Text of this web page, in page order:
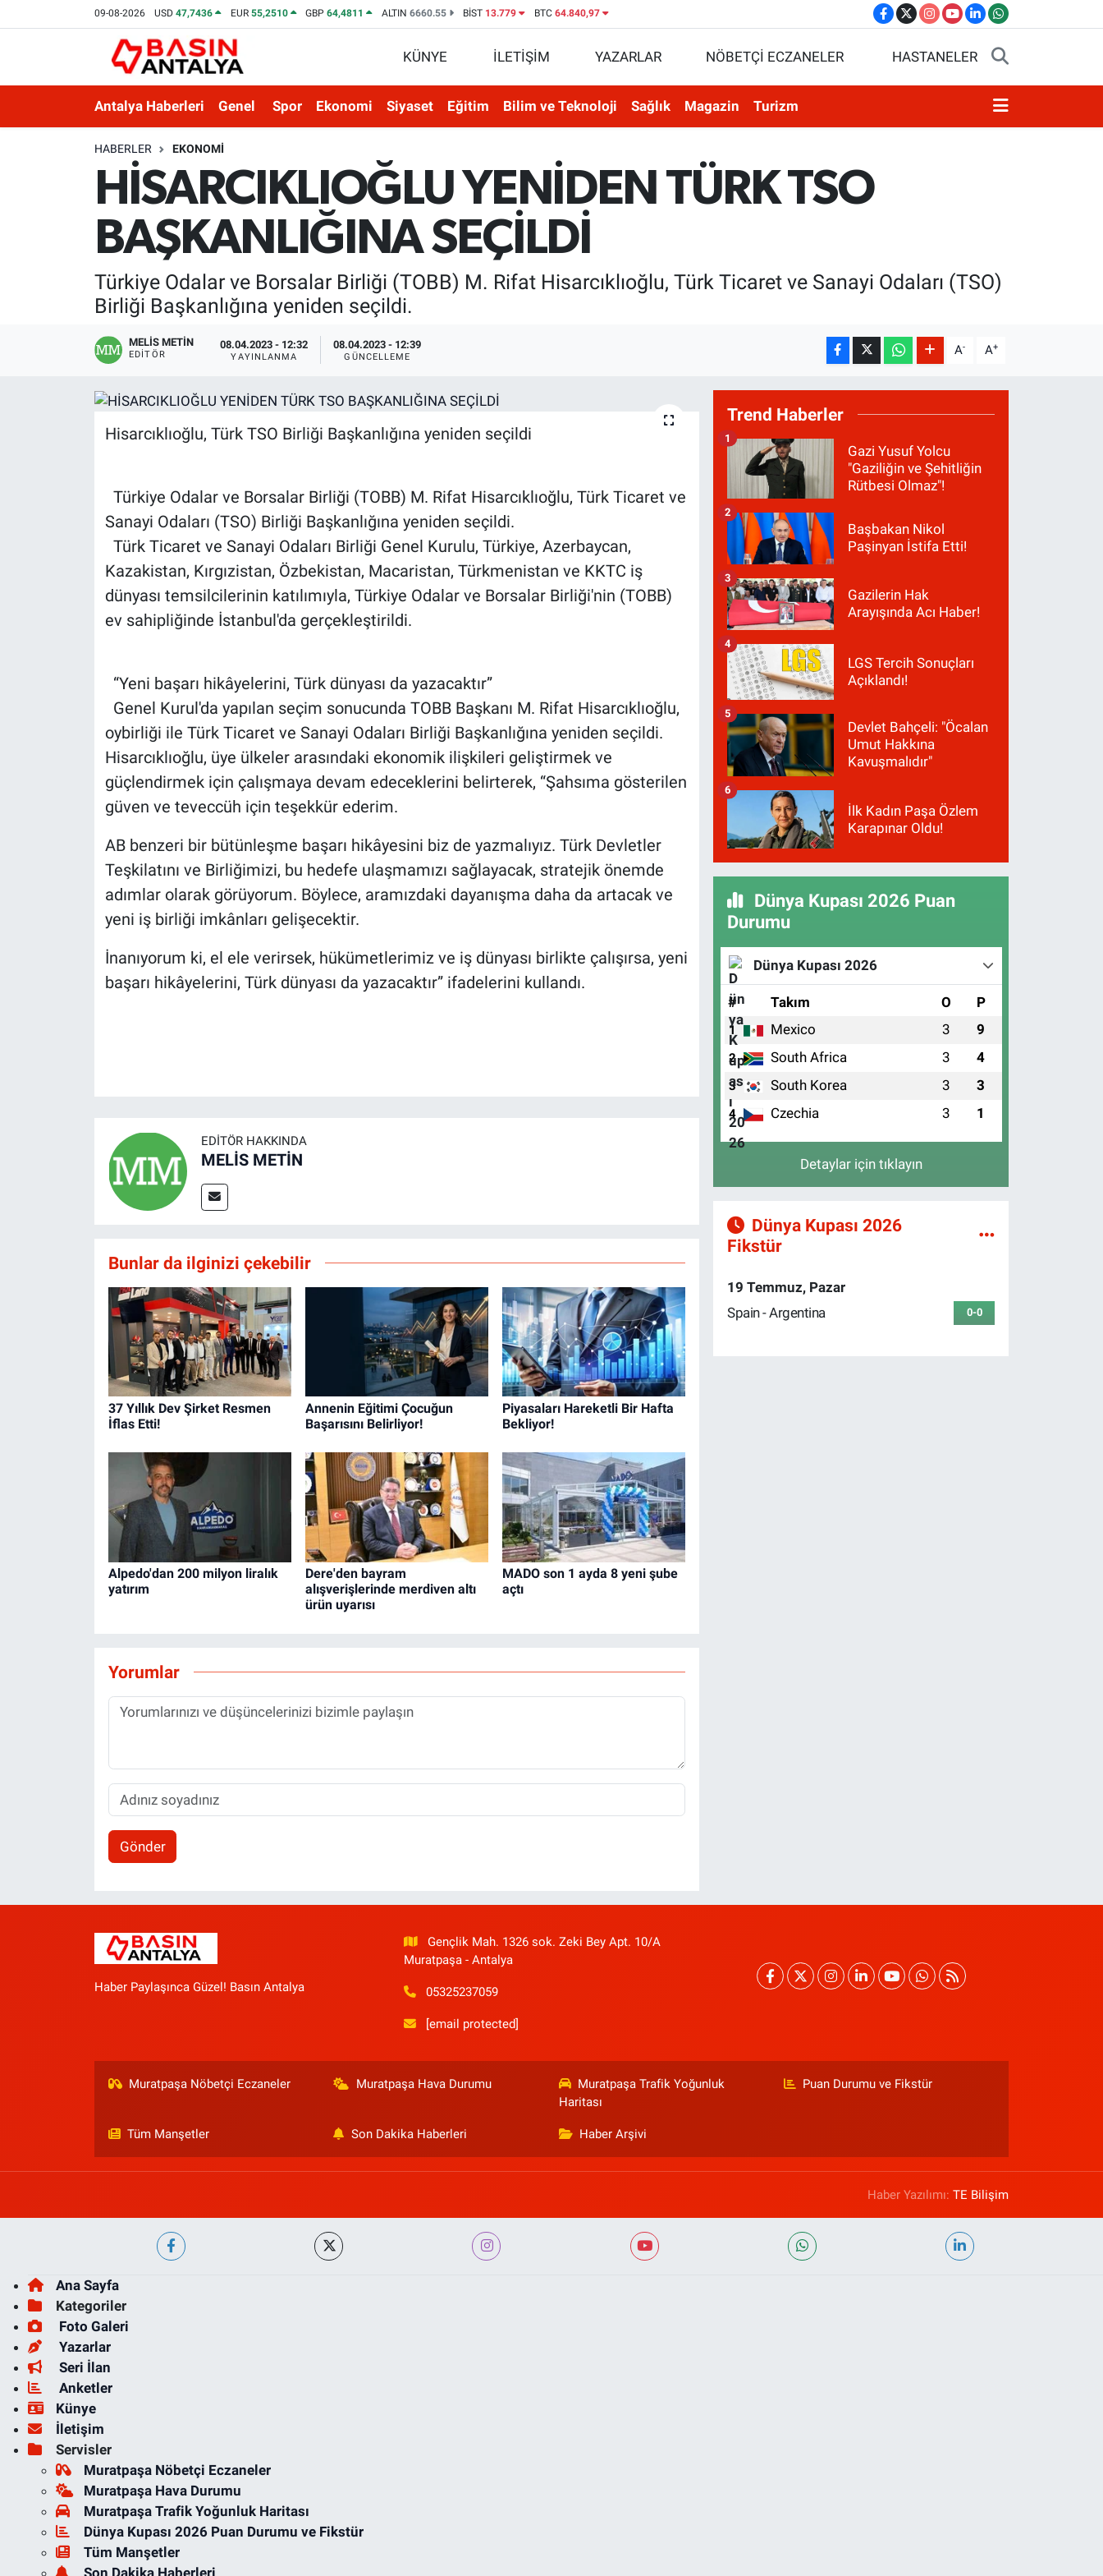
09-08-2026 USD47,7436 EUR 55,2510 GBP64,4811 ALTIN 6660.55 BİST 13.779 BTC 64.840,97
KÜNYE İLETİŞİM YAZARLAR NÖBETÇİ ECZANELER HASTANELER
Antalya Haberleri Genel Spor Ekonomi Siyaset Eğitim Bilim ve Teknoloji Sağlık Magazin Turizm
HABERLER EKONOMI
HİSARCIKLIOĞLU YENİDEN TÜRK TSO
BAŞKANLIĞINA SEÇİLDİ
Türkiye Odalar ve Borsalar Birliği (TOBB) M. Rifat Hisarcıklıoğlu, Türk Ticaret ve Sanayi Odaları (TSO)
Birliği Başkanlığına yeniden seçildi.
MELİS METİN
EDITÖR
08.04.2023 - 12:32
YAYINLANMA
08.04.2023 - 12:39
GÜNCELLEME A- A+
Hisarcıklıoğlu, Türk TSO Birliği Başkanlığına yeniden seçildi
Türkiye Odalar ve Borsalar Birliği (TOBB) M. Rifat Hisarcıklıoğlu, Türk Ticaret ve
Sanayi Odaları (TSO) Birliği Başkanlığına yeniden seçildi.
Türk Ticaret ve Sanayi Odaları Birliği Genel Kurulu, Türkiye, Azerbaycan,
Kazakistan, Kırgızistan, Özbekistan, Macaristan, Türkmenistan ve KKTC iş
dünyası temsilcilerinin katılımıyla, Türkiye Odalar ve Borsalar Birliği'nin (TOBB)
ev sahipliğinde İstanbul'da gerçekleştirildi.
“Yeni başarı hikâyelerini, Türk dünyası da yazacaktır”
Genel Kurul'da yapılan seçim sonucunda TOBB Başkanı M. Rifat Hisarcıklıoğlu,
oybirliği ile Türk Ticaret ve Sanayi Odaları Birliği Başkanlığına yeniden seçildi.
Hisarcıklıoğlu, üye ülkeler arasındaki ekonomik ilişkileri geliştirmek ve
güçlendirmek için çalışmaya devam edeceklerini belirterek, “Şahsıma gösterilen
güven ve teveccüh için teşekkür ederim.
AB benzeri bir bütünleşme başarı hikâyesini biz de yazmalıyız. Türk Devletler
Teşkilatını ve Birliğimizi, bu hedefe ulaşmamızı sağlayacak, stratejik önemde
adımlar olarak görüyorum. Böylece, aramızdaki dayanışma daha da artacak ve
yeni iş birliği imkânları gelişecektir.
İnanıyorum ki, el ele verirsek, hükümetlerimiz ve iş dünyası birlikte çalışırsa, yeni
başarı hikâyelerini, Türk dünyası da yazacaktır” ifadelerini kullandı.
EDITÖR HAKKINDA
MELİS METİN
Bunlar da ilginizi çekebilir
37 Yıllık Dev Şirket Resmen
İflas Etti!
Annenin Eğitimi Çocuğun
Başarısını Belirliyor!
Piyasaları Hareketli Bir Hafta
Bekliyor!
Alpedo'dan 200 milyon liralık
yatırım
Dere'den bayram
alışverişlerinde merdiven altı
ürün uyarısı
MADO son 1 ayda 8 yeni şube
açtı
Yorumlar
Gönder
Trend Haberler
Gazi Yusuf Yolcu
"Gaziliğin ve Şehitliğin
Rütbesi Olmaz"!
1
Başbakan Nikol
Paşinyan İstifa Etti!
2
Gazilerin Hak
Arayışında Acı Haber!
3
LGS Tercih Sonuçları
Açıklandı!
4
Devlet Bahçeli: "Öcalan
Umut Hakkına
Kavuşmalıdır"
5
İlk Kadın Paşa Özlem
Karapınar Oldu!
6
Dünya Kupası 2026 Puan
Durumu
Dünya Kupası 2026
# Takım O P
1 Mexico 3 9
2 South Africa 3 4
3 South Korea 3 3
4 Czechia 3 1
Detaylar için tıklayın
Dünya Kupası 2026
Fikstür
19 Temmuz, Pazar
Spain - Argentina
0-0
Haber Paylaşınca Güzel! Basın Antalya
Gençlik Mah. 1326 sok. Zeki Bey Apt. 10/A
Muratpaşa - Antalya
05325237059
[email protected]
Muratpaşa Nöbetçi Eczaneler Muratpaşa Hava Durumu
Muratpaşa Trafik Yoğunluk
Haritası
Puan Durumu ve Fikstür
Tüm Manşetler Son Dakika Haberleri Haber Arşivi
Haber Yazılımı:TE Bilişim
Ana Sayfa
Kategoriler
Foto Galeri
Yazarlar
Seri İlan
Anketler
Künye
İletişim
Servisler
Muratpaşa Nöbetçi Eczaneler
Muratpaşa Hava Durumu
Muratpaşa Trafik Yoğunluk Haritası
Dünya Kupası 2026 Puan Durumu ve Fikstür
Tüm Manşetler
Son Dakika Haberleri